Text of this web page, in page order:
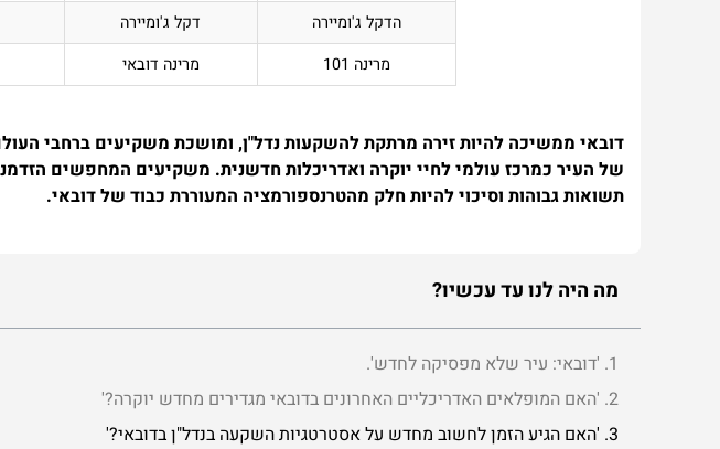
הדקל ג'ומיירה
דקל ג'ומיירה
מרינה 101
מרינה דובאי
דובאי ממשיכה להיות זירה מרתקת להשקעות נדל"ן, ומושכת משקיעים ברחבי
של העיר כמרכז עולמי לחיי יוקרה ואדריכלות חדשנית. משקיעים המחפשים
תשואות גבוהות וסיכוי להיות חלק מהטרנספורמציה המעוררת כבוד של דובאי.
מה היה לנו עד עכשיו?
1. 'דובאי: עיר שלא מפסיקה לחדש'.
2. 'האם המופלאים האדריכליים האחרונים בדובאי מגדירים מחדש יוקרה?'
3. 'האם הגיע הזמן לחשוב מחדש על אסטרטגיות השקעה בנדל"ן בדובאי?'